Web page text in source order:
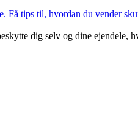
tips til, hvordan du vender
dig selv og dine ejendele,